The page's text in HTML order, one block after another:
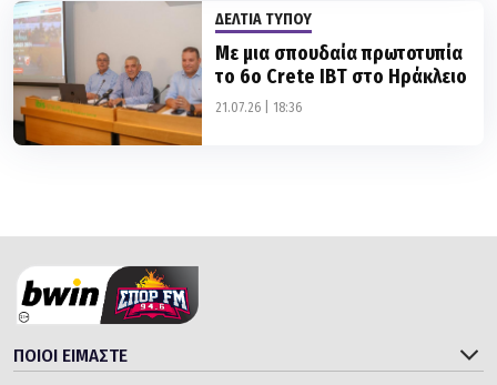
το 6ο Crete IBT στο Ηράκλειο
21.07.26 | 18:36
ΠΟΙΟΙ ΕΙΜΑΣΤΕ
ΚΑΤΗΓΟΡΙΕΣ